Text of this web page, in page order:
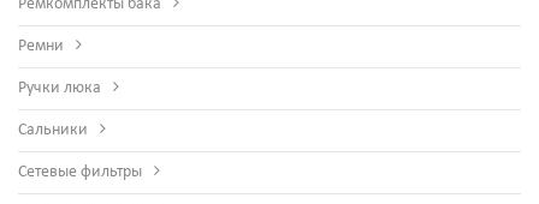
Ремкомплекты бака
Ремни
Ручки люка
Сальники
Сетевые фильтры